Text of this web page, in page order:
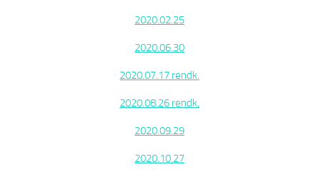
2020.02.25
2020.06.30
2020.07.17 rendk.
2020.08.26 rendk.
2020.09.29
2020.10.27